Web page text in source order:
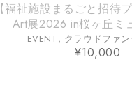
【福祉施設まるごと招待
Art展2026 in桜ヶ丘ミ
EVENT, クラウドファ
¥10,000